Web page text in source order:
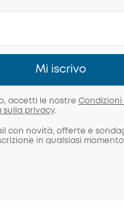
Mi iscrivo
accetti le nostre Condizioni
sulla privacy.
con novità, offerte e
in qualsiasi